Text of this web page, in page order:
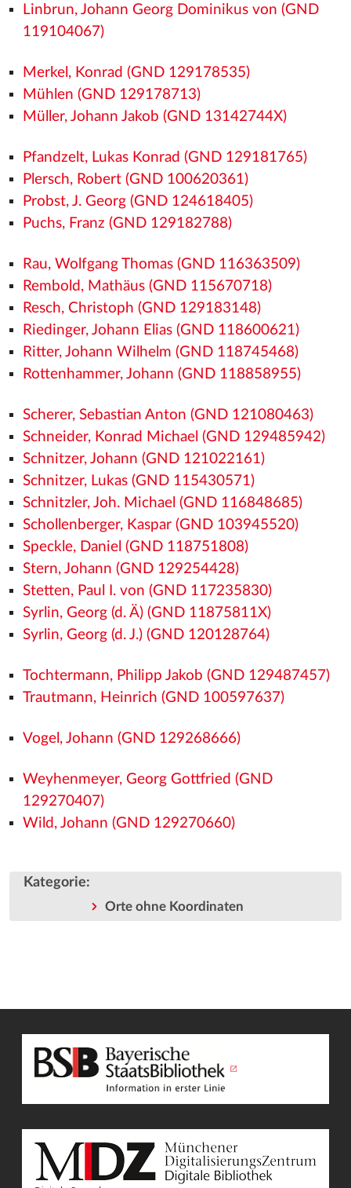
Linbrun, Johann Georg Dominikus von (GND
119104067)
Merkel, Konrad (GND 129178535)
Mühlen (GND 129178713)
Müller, Johann Jakob (GND 13142744X)
Pfandzelt, Lukas Konrad (GND 129181765)
Plersch, Robert (GND 100620361)
Probst, J. Georg (GND 124618405)
Puchs, Franz (GND 129182788)
Rau, Wolfgang Thomas (GND 116363509)
Rembold, Mathäus (GND 115670718)
Resch, Christoph (GND 129183148)
Riedinger, Johann Elias (GND 118600621)
Ritter, Johann Wilhelm (GND 118745468)
Rottenhammer, Johann (GND 118858955)
Scherer, Sebastian Anton (GND 121080463)
Schneider, Konrad Michael (GND 129485942)
Schnitzer, Johann (GND 121022161)
Schnitzer, Lukas (GND 115430571)
Schnitzler, Joh. Michael (GND 116848685)
Schollenberger, Kaspar (GND 103945520)
Speckle, Daniel (GND 118751808)
Stern, Johann (GND 129254428)
Stetten, Paul I. von (GND 117235830)
Syrlin, Georg (d. Ä) (GND 11875811X)
Syrlin, Georg (d. J.) (GND 120128764)
Tochtermann, Philipp Jakob (GND 129487457)
Trautmann, Heinrich (GND 100597637)
Vogel, Johann (GND 129268666)
Weyhenmeyer, Georg Gottfried (GND
129270407)
Wild, Johann (GND 129270660)
Kategorie:
Orte ohne Koordinaten